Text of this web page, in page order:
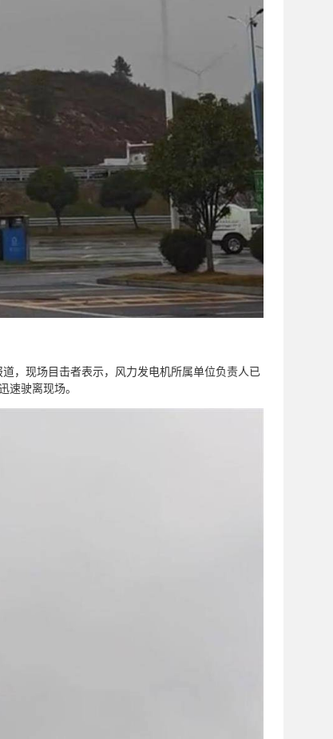
，现场目击者表示，风力发电机所属单位负责人已
驶离现场。